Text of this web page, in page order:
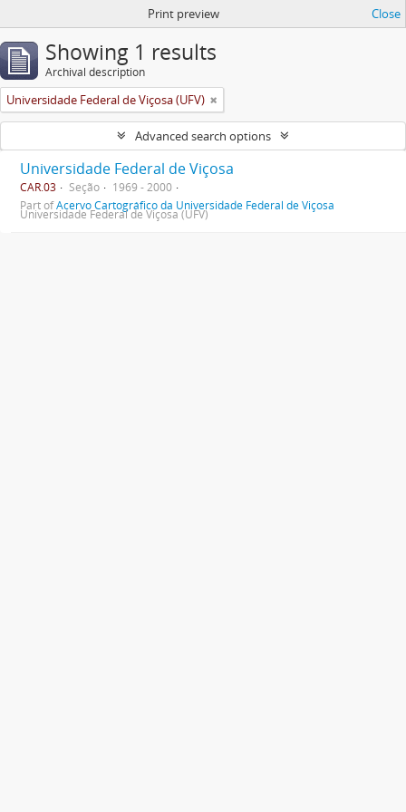
Print preview Close
Showing 1 results
Archival description
Universidade Federal de Viçosa (UFV)
Advanced search options
Universidade Federal de Viçosa
CAR.03 Seção
1969 - 2000
Part ofAcervo Cartográfico da Universidade Federal de Viçosa
Universidade Federal de Viçosa (UFV)